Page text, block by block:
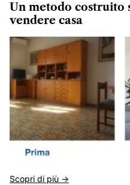
Un metodo costruito
vendere casa
Scopri di più ->